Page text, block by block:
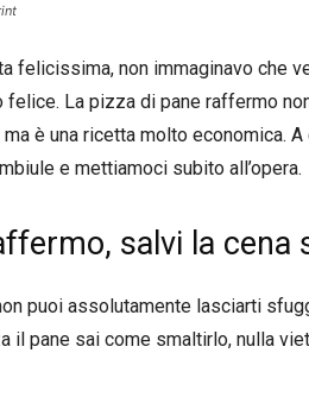
felicissima, non immaginavo che
La pizza di pane raffermo
ma è una ricetta molto economica.
e mettiamoci subito all’opera.
salvi la
puoi assolutamente lasciarti
il pane sai come smaltirlo, nulla